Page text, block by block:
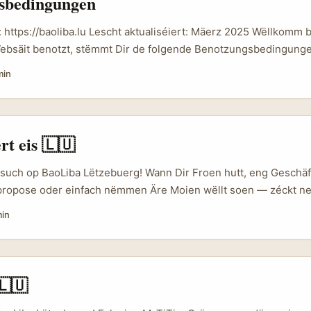
baoliba.ph 🇵🇭 Philippinnen Tagalog baoliba.sbs 🇲🇾
🇹🇭 Thailand Thailännesch baoliba.xyz 🇧🇩 Bangladesch
Urdu baoliba.pk 🇱🇦 Laos Laotesch baoliba.la 🇮🇱
🇱🇰 Sri Lanka Sinhala lk.baoliba.world 🇲🇲 Myanmar
🇳🇵 Nepal Nepalesesch np.baoliba.world 🇹🇯 Tadschikistan
Turkmenistan Turkmenesch tm.baoliba.world 🇺🇿
🌍 Europa Land Sprooch Besichen 🇫🇷 Frankräich Franséisch
baoliba.de 🇪🇸 Spuenien Spuenesch baoliba.net 🇮🇹
🇳🇱 Holland Hollännesch baoliba.nl 🇵🇹 Portugal
Hollännesch & Franséisch baoliba.be 🇨🇭 Schwäiz
🇬🇷 Griicheland Griichesch baoliba.gr 🇱🇹 Litauen
baoliba.pl 🇨🇿 Tschechien Tschechesch baoliba-
baoliba.lu 🇮🇪 Irland Englesch baoliba.cloud 🇷🇴 Rumänien
🇦🇹 Éisträich Däitsch baoliba.at 🇬🇧 Groussbritannien
Englesch baoliba.blog 🇦🇱 Albanien
https://baoliba.lu Lescht aktualiséiert: Mäerz 2025 Wëllkomm
benotzt, stëmmt Dir de folgende
erstallt a gedeelt ginn. Mir gleewen un en oppent, fräit
eisen Inhalt referenzéieren, deelen oder upassen —
Aklang mat dem geltende Recht geschitt (z. B. mat
Zweck, wou néideg). ...
eis 🇱🇺
op BaoLiba Lëtzebuerg! Wann Dir Froen hutt, eng
oder einfach nëmmen Äre Moien wëllt soen — zéckt
Room B1, Xinchanghai Center Lugu, Yuelu District,
中文地址：湖南省长沙市岳麓区麓谷新长海中心B1栋) 📧 E-Mail
eis gär op: 📩 info@baoliba.com ...
🇱🇺